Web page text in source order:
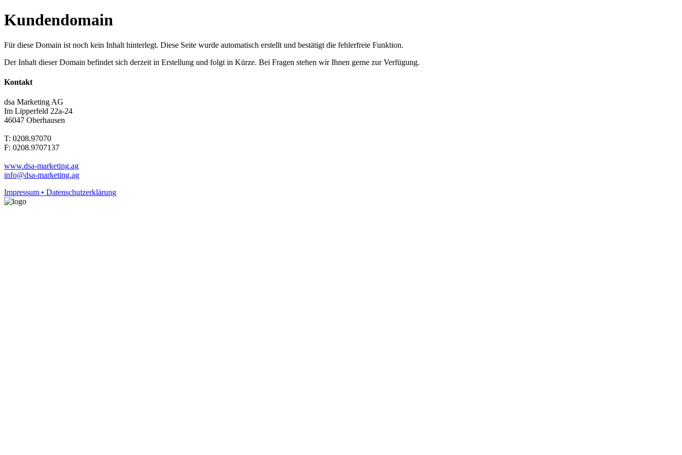
Kundendomain
Für diese Domain ist noch kein Inhalt hinterlegt. Diese Seite wurde automatisch erstellt und bestätigt die fehlerfreie Funktion.
Der Inhalt dieser Domain befindet sich derzeit in Erstellung und folgt in Kürze. Bei Fragen stehen wir Ihnen gerne zur Verfügung.
Kontakt
dsa Marketing AG
Im Lipperfeld 22a-24
46047 Oberhausen
T: 0208.97070
F: 0208.9707137
www.dsa-marketing.ag
info@dsa-marketing.ag
Impressum • Datenschutzerklärung